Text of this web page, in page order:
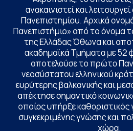
ανακαινιστεί και
Πανεπιστημίου. Αρχικά
Πανεπιστήμιο» από το όνομα
της Ελλάδας Όθωνα και
ακαδημαϊκά Τμήματα με 52
αποτελούσε το πρώτο
νεοσύστατου ελληνικού
ευρύτερης βαλκανικής και
απέκτησε σημαντικό
οποίος υπήρξε
συγκεκριμένης γνώσης και
χώρα.